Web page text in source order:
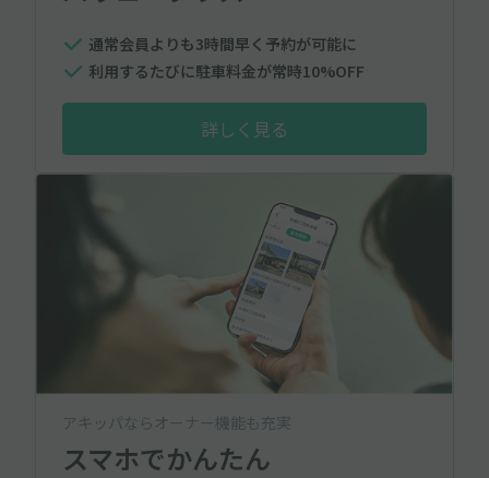
通常会員よりも3時間早く予約が可能に
利用するたびに駐車料金が常時10%OFF
詳しく見る
アキッパならオーナー機能も充実
スマホでかんたん